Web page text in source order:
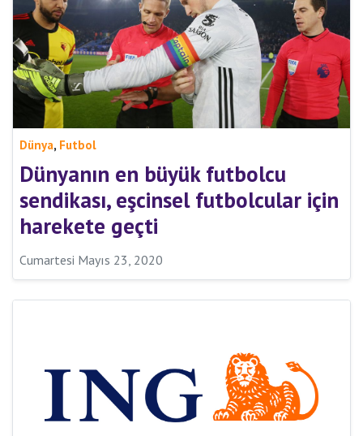
Dünya, Futbol
Dünyanın en büyük futbolcu
sendikası, eşcinsel futbolcular için
harekete geçti
Cumartesi Mayıs 23, 2020